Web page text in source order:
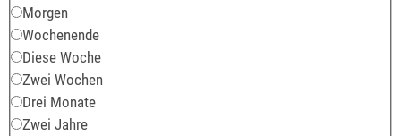
Morgen
Wochenende
Diese Woche
Zwei Wochen
Drei Monate
Zwei Jahre